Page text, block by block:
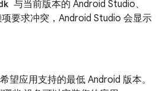
与当前版本的 Android Studio、
要求冲突，Android Studio 会显示
望应用支持的最低 Android 版本。